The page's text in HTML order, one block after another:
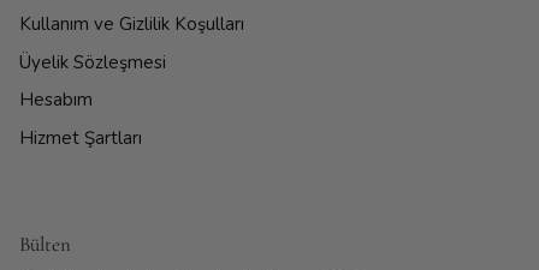
Kullanım ve Gizlilik Koşulları
Üyelik Sözleşmesi
Hesabım
Hizmet Şartları
Bülten